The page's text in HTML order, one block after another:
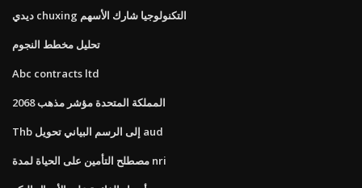
ديدي chuxing التكنولوجيا شارك الأسهم
تحليل مخطط النجوم
Abc contracts ltd
المملكة المتحدة مؤشر مذهب 2068
Thb إلى الرسم البياني تحويل aud
مصطلح التأمين على الحياة لمدة nri